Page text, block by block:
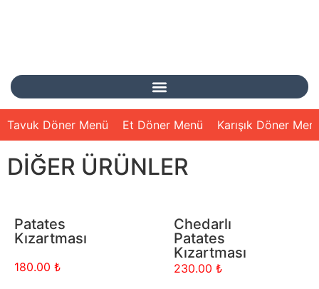
Tavuk Döner Menü Et Döner Menü Karışık Döner
DIĞER ÜRÜNLER
Patates
Kızartması
180.00 ₺
Chedarlı
Patates
Kızartması
230.00 ₺